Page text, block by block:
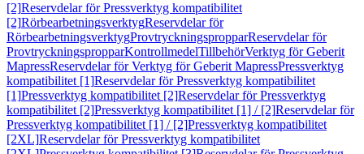
[2]Reservdelar för Pressverktyg kompatibilitet
[2]RörbearbetningsverktygReservdelar för
RörbearbetningsverktygProvtryckningspropparReservdelar för
ProvtryckningspropparKontrollmedelTillbehörVerktyg för Geberit
MapressReservdelar för Verktyg för Geberit MapressPressverktyg
kompatibilitet [1]Reservdelar för Pressverktyg kompatibilitet
[1]Pressverktyg kompatibilitet [2]Reservdelar för Pressverktyg
kompatibilitet [2]Pressverktyg kompatibilitet [1] / [2]Reservdelar för
Pressverktyg kompatibilitet [1] / [2]Pressverktyg kompatibilitet
[2XL]Reservdelar för Pressverktyg kompatibilitet